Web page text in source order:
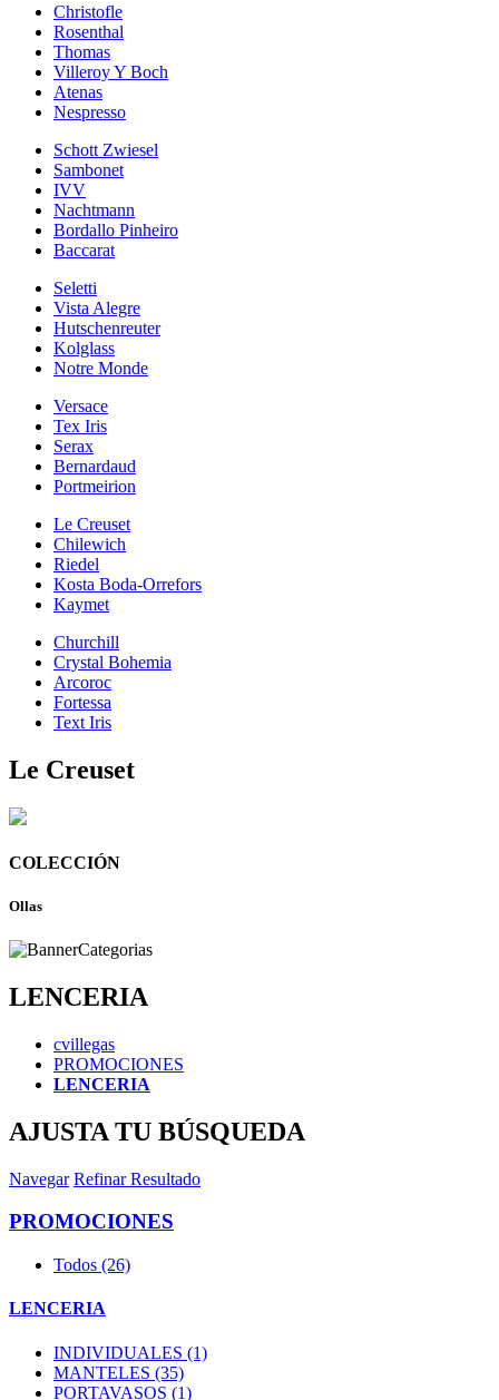
Christofle
Rosenthal
Thomas
Villeroy Y Boch
Atenas
Nespresso
Schott Zwiesel
Sambonet
IVV
Nachtmann
Bordallo Pinheiro
Baccarat
Seletti
Vista Alegre
Hutschenreuter
Kolglass
Notre Monde
Versace
Tex Iris
Serax
Bernardaud
Portmeirion
Le Creuset
Chilewich
Riedel
Kosta Boda-Orrefors
Kaymet
Churchill
Crystal Bohemia
Arcoroc
Fortessa
Text Iris
Le Creuset
COLECCIÓN
Ollas
LENCERIA
cvillegas
PROMOCIONES
LENCERIA
AJUSTA TU BÚSQUEDA
Navegar Refinar Resultado
PROMOCIONES
Todos (26)
LENCERIA
INDIVIDUALES (1)
MANTELES (35)
PORTAVASOS (1)